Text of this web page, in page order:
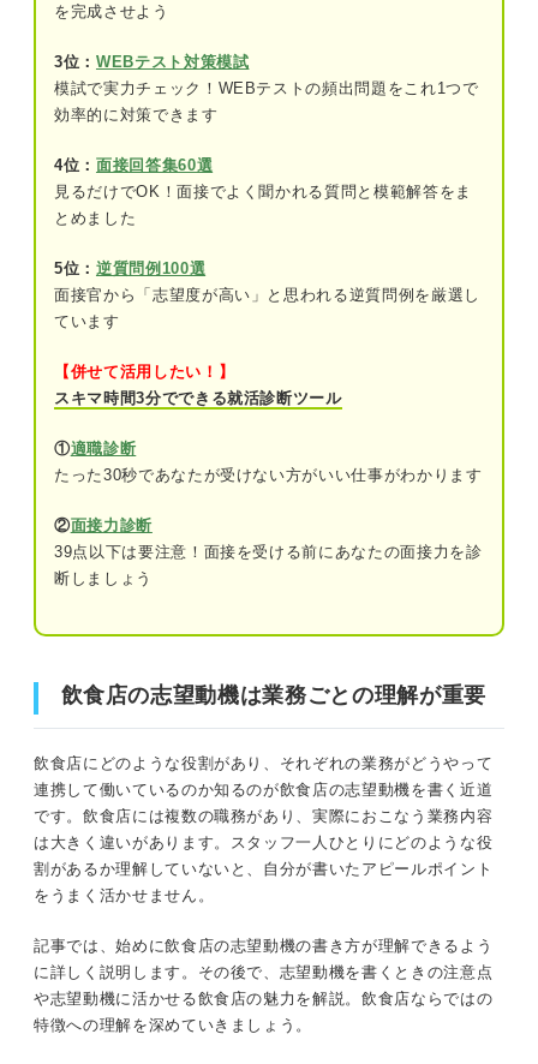
志望動機に仕事内容の理解は必須！ 飲食店の職務
調理スタッフ
アピールを差別化しよう！ 飲食店で求められるス
コミュニケーション能力
相手の立場に立って考える力
アイデア力の高さ
食べ物や酒の知識がつく
接客業経験が活かせる
飲食店の志望動機を書くときの注意点
その店でなければいけない理由をはっきり
書く
顧客目線でのアピールをしない
を完成させよう
3位： WEBテスト対策模試
模試で実力チェック！WEBテストの頻出問題をこれ1つで
効率的に対策できます
4位： 面接回答集60選
見るだけでOK！面接でよく聞かれる質問と模範解答をま
とめました
5位： 逆質問例100選
面接官から「志望度が高い」と思われる逆質問例を厳選し
ています
【併せて活用したい！】
スキマ時間3分でできる就活診断ツール
①適職診断
たった30秒であなたが受けない方がいい仕事がわかります
②面接力診断
39点以下は要注意！面接を受ける前にあなたの面接力を診
断しましょう
飲食店の志望動機は業務ごとの理解が重要
飲食店にどのような役割があり、それぞれの業務がどうやって
連携して働いているのか知るのが飲食店の志望動機を書く近道
です。飲食店には複数の職務があり、実際におこなう業務内容
は大きく違いがあります。スタッフ一人ひとりにどのような役
割があるか理解していないと、自分が書いたアピールポイント
をうまく活かせません。
記事では、始めに飲食店の志望動機の書き方が理解できるよう
に詳しく説明します。その後で、志望動機を書くときの注意点
や志望動機に活かせる飲食店の魅力を解説。飲食店ならではの
特徴への理解を深めていきましょう。
まず始めにチェック！ 飲食店の志望動機の書き方
飲食店で働きたい理由を結論ファーストで伝える
志望動機を裏付けるエピソードを記載する
飲食店で働く熱意を伝える
入社後の展望を考える
企業は志望動機で何を見ている？